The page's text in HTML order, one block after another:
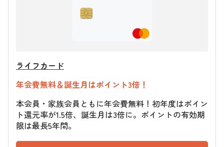
ライフカード
年会費無料＆誕生月はポイント3倍！
本会員・家族会員ともに年会費無料！初年度はポイン
ト還元率が1.5倍、誕生月は3倍に。ポイントの有効期
限は最長5年間。